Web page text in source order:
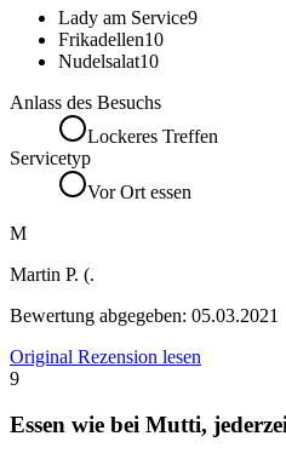
Lady am Service9
Frikadellen10
Nudelsalat10
Anlass des Besuchs
Lockeres Treffen
Servicetyp
Vor Ort essen
M
Martin P. (.
Bewertung abgegeben: 05.03.2021
Original Rezension lesen
9
Essen wie bei Mutti,